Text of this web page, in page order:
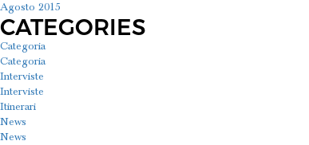
Agosto 2015
CATEGORIES
Categoria
Categoria
Interviste
Interviste
Itinerari
News
News